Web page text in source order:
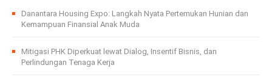
Danantara Housing Expo: Langkah Nyata Pertemukan Hunian dan
Kemampuan Finansial Anak Muda
Mitigasi PHK Diperkuat lewat Dialog, Insentif Bisnis, dan
Perlindungan Tenaga Kerja